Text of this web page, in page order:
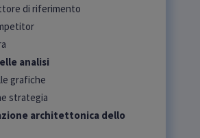
di riferimento
analisi
grafiche
strategia
architettonica dello